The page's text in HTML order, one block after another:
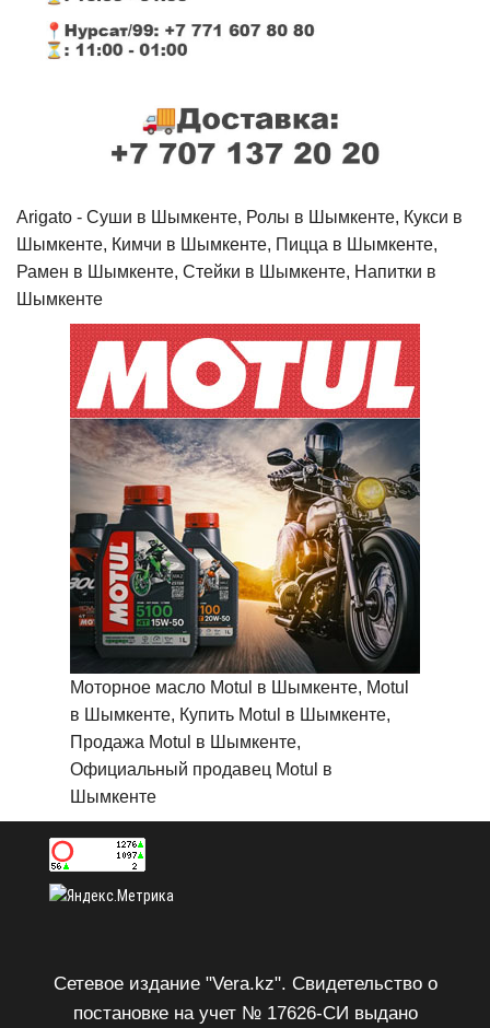
Arigato - Cуши в Шымкенте, Ролы в Шымкенте, Кукси в
Шымкенте, Кимчи в Шымкенте, Пицца в Шымкенте,
Рамен в Шымкенте, Стейки в Шымкенте, Напитки в
Шымкенте
Моторное масло Motul в Шымкенте, Motul
в Шымкенте, Купить Motul в Шымкенте,
Продажа Motul в Шымкенте,
Официальный продавец Motul в
Шымкенте
Сетевое издание "Vera.kz". Свидетельство о
постановке на учет № 17626-СИ выдано